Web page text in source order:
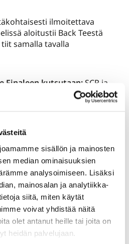
sisällön ja mainosten
median ominaisuuksien
analysoimiseen. Lisäksi
mainosalan ja analytiikka-
siitä, miten käytät
voivat yhdistää näitä
olet antanut heille tai joita on
heidän palvelujaan.
ilmoitettava
aloitustii Back Teestä
samalla tavalla
Finaleen kutsutaan: SCR ja
kahden parhaan osakilpailun
kutsutaan 4 parasta SCR-
KarG jäsenet 15€ hlö/kilpailu,
(lue alta). Lisäksi
Kilpailutulokseen
joista paremman
osakilpailut sekä
osakilpailut) : Golfhallin
jäsenet 75€, muut 80€.